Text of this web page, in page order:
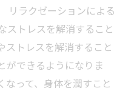
リラクゼーションによる
ストレスを解消すること
ストレスを解消すること
ができるようになりま
なって、身体を潤すこと